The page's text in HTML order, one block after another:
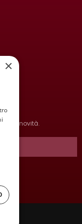
novità.
×